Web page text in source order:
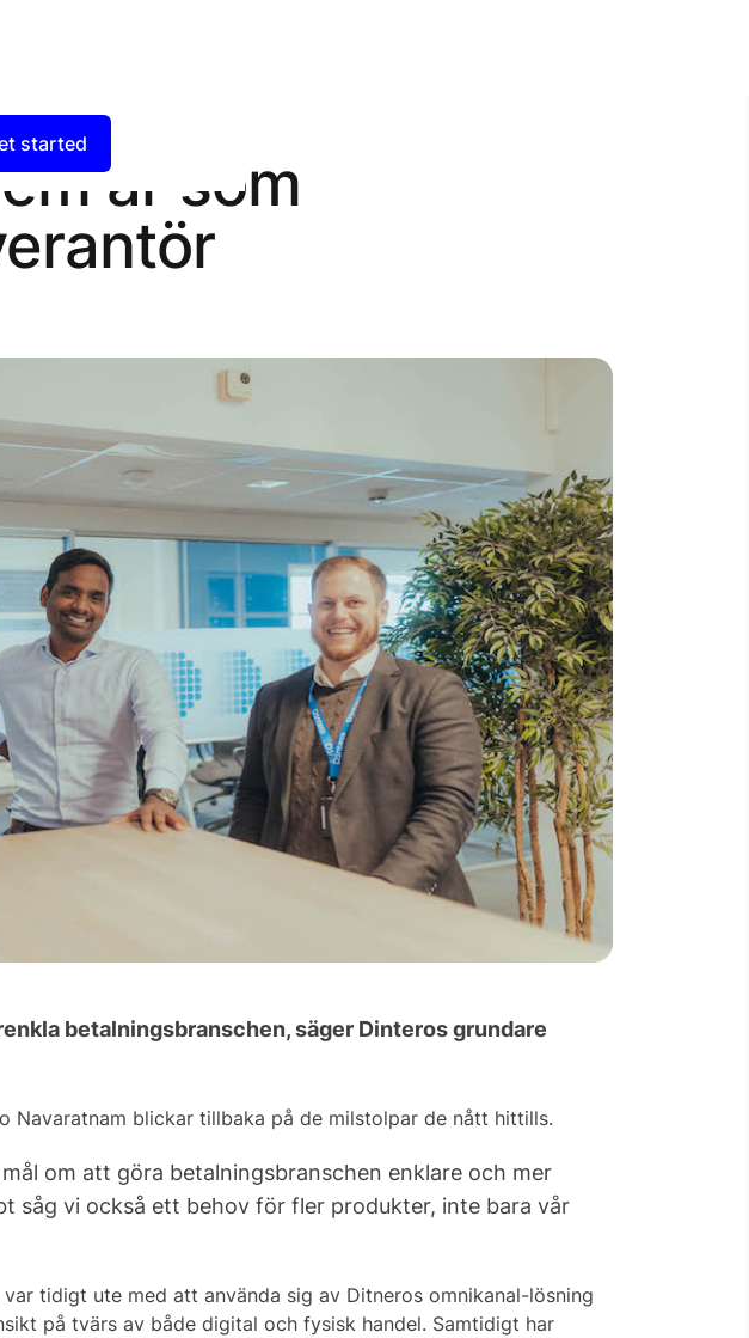
started
år som
betalningsbranschen, säger Dinteros grundare
Navaratnam blickar tillbaka på de milstolpar de nått hittills.
om att göra betalningsbranschen enklare och mer
såg vi också ett behov för fler produkter, inte bara vår
tidigt ute med att använda sig av Ditneros omnikanal-lösning
på tvärs av både digital och fysisk handel. Samtidigt har